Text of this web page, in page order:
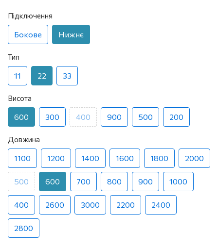
Підключення
Бокове Нижнє
Тип
11 22 33
Висота
600 300 400 900 500 200
Довжина
1100 1200 1400 1600 1800 2000
500 600 700 800 900 1000
400 2600 3000 2200 2400
2800